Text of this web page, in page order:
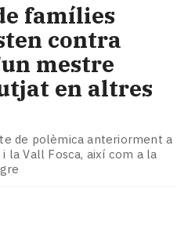
famílies
contra
mestre
en altres
de polèmica anteriorment a
la Vall Fosca, així com a la